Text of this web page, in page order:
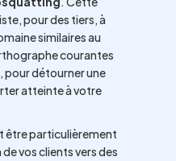
pour des tiers, à
similaires au
courantes
pour détourner une
atteinte à votre
être particulièrement
vos clients vers des